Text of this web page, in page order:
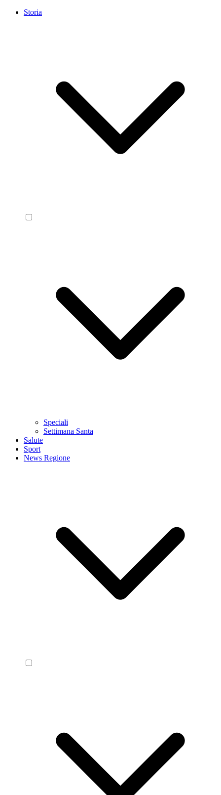
Storia
Speciali
Settimana Santa
Salute
Sport
News Regione